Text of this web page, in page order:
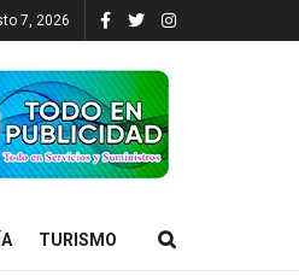
7, 2026
TURISMO